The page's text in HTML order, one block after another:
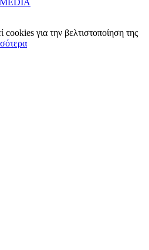
για την βελτιστοποίηση της